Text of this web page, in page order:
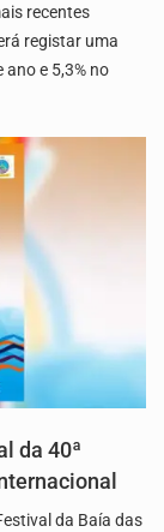
recentes
registar uma
e 5,3% no
da 40ª
da Baía das